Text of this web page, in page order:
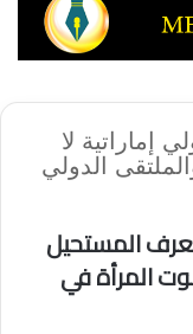
إماراتية لا
الدولي
تعرف المستحيل
المرأة في